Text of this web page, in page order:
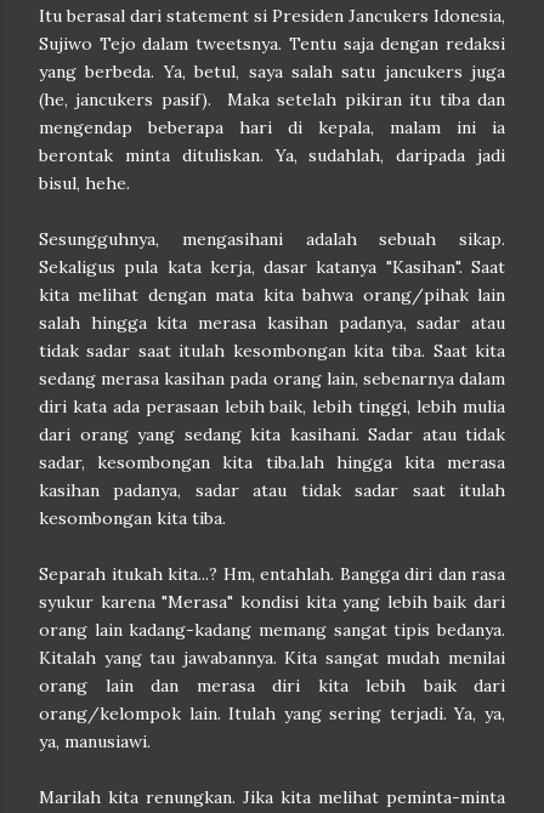
Itu berasal dari statement si Presiden Jancukers Idonesia,
Sujiwo Tejo dalam tweetsnya. Tentu saja dengan redaksi
yang berbeda. Ya, betul, saya salah satu jancukers juga
(he, jancukers pasif). Maka setelah pikiran itu tiba dan
mengendap beberapa hari di kepala, malam ini ia
berontak minta dituliskan. Ya, sudahlah, daripada jadi
bisul, hehe.
Sesungguhnya, mengasihani adalah sebuah sikap.
Sekaligus pula kata kerja, dasar katanya "Kasihan". Saat
kita melihat dengan mata kita bahwa orang/pihak lain
salah hingga kita merasa kasihan padanya, sadar atau
tidak sadar saat itulah kesombongan kita tiba. Saat kita
sedang merasa kasihan pada orang lain, sebenarnya dalam
diri kata ada perasaan lebih baik, lebih tinggi, lebih mulia
dari orang yang sedang kita kasihani. Sadar atau tidak
sadar, kesombongan kita tiba.lah hingga kita merasa
kasihan padanya, sadar atau tidak sadar saat itulah
kesombongan kita tiba.
Separah itukah kita...? Hm, entahlah. Bangga diri dan rasa
syukur karena "Merasa" kondisi kita yang lebih baik dari
orang lain kadang-kadang memang sangat tipis bedanya.
Kitalah yang tau jawabannya. Kita sangat mudah menilai
orang lain dan merasa diri kita lebih baik dari
orang/kelompok lain. Itulah yang sering terjadi. Ya, ya,
ya, manusiawi.
Marilah kita renungkan. Jika kita melihat peminta-minta